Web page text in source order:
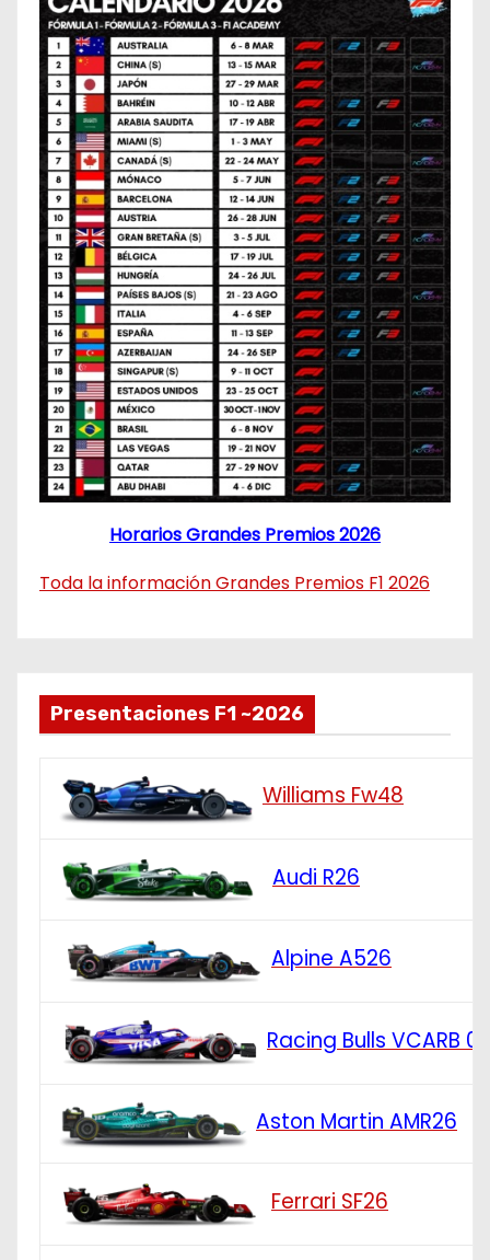
Horarios Grandes Premios 2026
Toda la información Grandes Premios F1 2026
Presentaciones F1 ~2026
Williams Fw48
Audi R26
Alpine A526
Racing Bulls VCARB 03
Aston Martin AMR26
Ferrari SF26